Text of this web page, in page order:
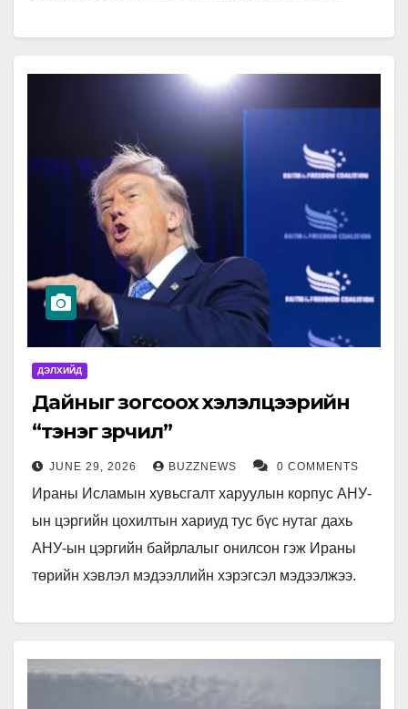
ДЭЛХИЙД
Дайныг зогсоох хэлэлцээрийн
“тэнэг зөрчил”
JUNE 29, 2026 BUZZNEWS 0 COMMENTS
Ираны Исламын хувьсгалт харуулын корпус АНУ-
ын цэргийн цохилтын хариуд тус бүс нутаг дахь
АНУ-ын цэргийн байрлалыг онилсон гэж Ираны
төрийн хэвлэл мэдээллийн хэрэгсэл мэдээлжээ.